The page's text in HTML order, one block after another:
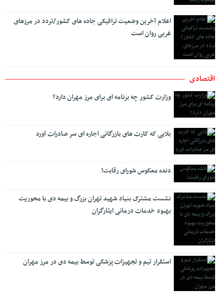
اعلام آخرین وضعیت ترافیکی جاده های کشور/تردد در مرزهای
غربی روان است
اقتصادی
وزارت کشور چه برنامه ای برای مرز مهران دارد؟
بلایی که کارت های بازرگانی اجاره ای سر صادرات آورد
دنده معکوس شورای رقابت!
نشست مشترک بنیاد شهید تهران بزرگ و بیمه دی با محوریت
بهبود خدمات درمانی ایثارگران
استقرار تیم و تجهیزات پزشکی توسط بیمه دی در مرز مهران